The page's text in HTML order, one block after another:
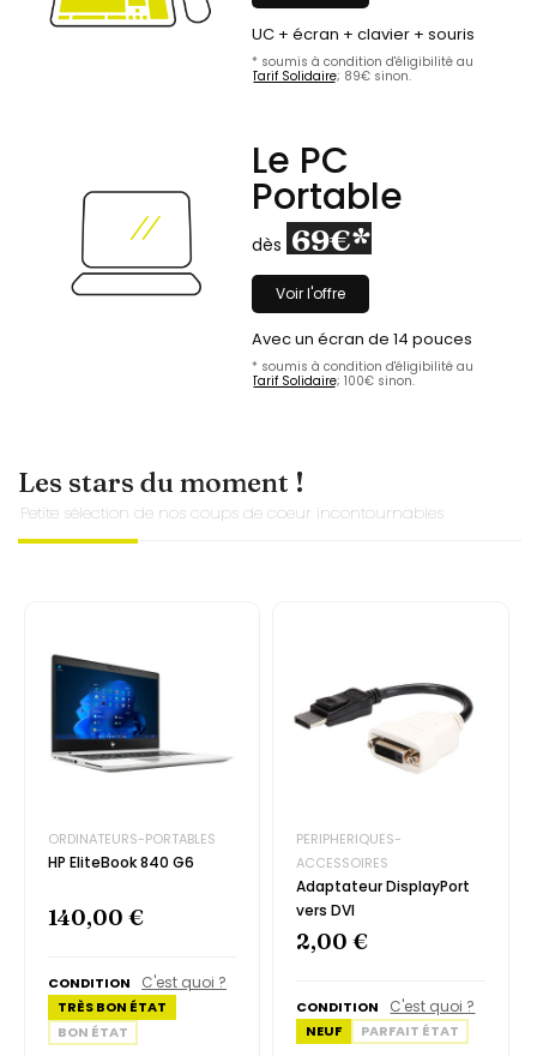
UC + écran + clavier + souris
* soumis à condition d'éligibilité au
Tarif Solidaire; 89€ sinon.
Le PC
Portable
dès 69€*
Voir l'offre
Avec un écran de 14 pouces
* soumis à condition d'éligibilité au
Tarif Solidaire; 100€ sinon.
Les stars du moment !
Petite sélection de nos coups de coeur incontournables
ORDINATEURS-PORTABLES
HP EliteBook 840 G6
140,00 €
CONDITION C'est quoi ?
TRÈS BON ÉTAT
BON ÉTAT
PERIPHERIQUES-
ACCESSOIRES
Adaptateur DisplayPort
vers DVI
2,00 €
CONDITION C'est quoi ?
NEUF PARFAIT ÉTAT